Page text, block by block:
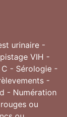
urinaire -
VIH -
- Sérologie -
-
- Numération
ou